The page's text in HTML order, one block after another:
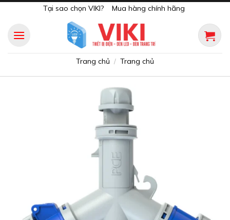
content
Tại sao chọn VIKI? Mua hàng chính hãng
Trang chủ / Trang chủ